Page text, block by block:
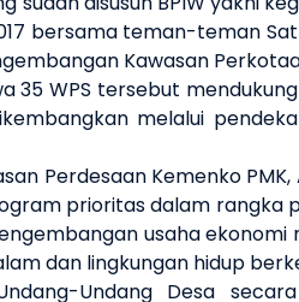
bersama teman-teman
Kawasan
35 WPS tersebut
melalui
Perdesaan Kemenko PMK,
prioritas dalam rangka
usaha
dan lingkungan hidup
ndang-UndangDesa secara